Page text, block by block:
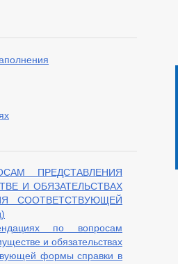
ПРЕДСТАВЛЕНИЯ
И ОБЯЗАТЕЛЬСТВАХ
СООТВЕТСТВУЮЩЕЙ
по вопросам
и обязательствах
формы справки в